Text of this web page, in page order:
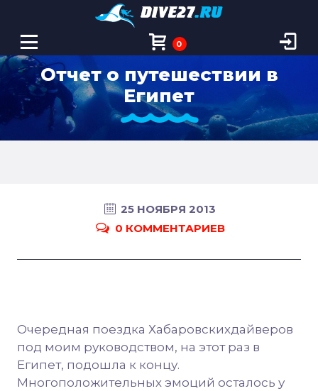
0
Отчет о путешествии в
Египет
25 НОЯБРЯ 2013
0 КОММЕНТАРИЕВ
Очередная поездка Хабаровскихдайверов
под моим руководством, на этот раз в
Египет, подошла к концу.
Многоположительных эмоций осталось у